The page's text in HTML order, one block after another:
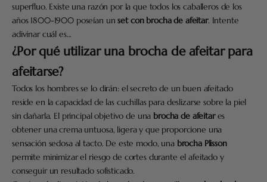
superfluo. Existe una razón por la que todos los caballeros de los
años 1800-1900 poseían unsetcon brocha de afeitar. Intente
adivinar cuál es...
¿Por qué utilizar una brocha de afeitar para
afeitarse?
Todos los hombres se lo dirán: el secreto de un buen afeitado
reside en la capacidad de las cuchillas para deslizarse sobre la piel
sin dañarla. El principal objetivo de una brocha de afeitares
obtener una crema untuosa, ligera y que proporcione una
sensación sedosa al tacto. De este modo, una brocha Plisson
permite minimizar el riesgo de cortes durante el afeitado y
conseguir un resultado sofisticado.